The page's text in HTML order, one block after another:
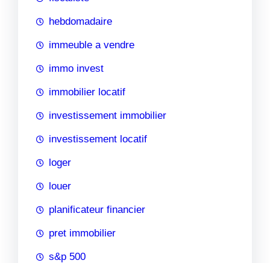
hebdomadaire
immeuble a vendre
immo invest
immobilier locatif
investissement immobilier
investissement locatif
loger
louer
planificateur financier
pret immobilier
s&p 500